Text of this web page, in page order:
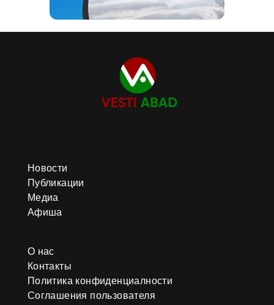
Новости
Публикации
Медиа
Афиша
О нас
Контакты
Политика конфиденциалности
Соглашения пользователя